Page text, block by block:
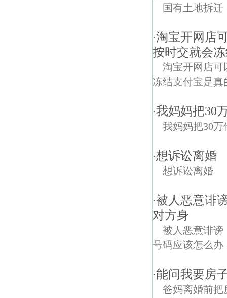
国有土地拆
·淘宝开网店
按时交就会
淘宝开网店
冻结支付宝是真
·我妈妈把30
我妈妈把30
·想诉讼离婚
想诉讼离婚
·被人恶意诽
对方身
被人恶意诽谤
号码应该怎么办
·能问我要房
爸妈离婚前把